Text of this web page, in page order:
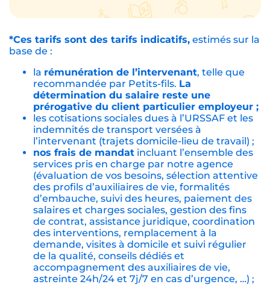
*Ces tarifs sont des tarifs indicatifs, estimés sur la
base de :
la rémunération de l’intervenant, telle que
recommandée par Petits-fils. La
détermination du salaire reste une
prérogative du client particulier employeur ;
les cotisations sociales dues à l’URSSAF et les
indemnités de transport versées à
l’intervenant (trajets domicile-lieu de travail) ;
nos frais de mandat incluant l’ensemble des
services pris en charge par notre agence
(évaluation de vos besoins, sélection attentive
des profils d’auxiliaires de vie, formalités
d’embauche, suivi des heures, paiement des
salaires et charges sociales, gestion des fins
de contrat, assistance juridique, coordination
des interventions, remplacement à la
demande, visites à domicile et suivi régulier
de la qualité, conseils dédiés et
accompagnement des auxiliaires de vie,
astreinte 24h/24 et 7j/7 en cas d’urgence, …) ;